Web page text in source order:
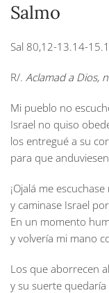
Salmo
Sal 80,12-13.14-
R/. Aclamad a Dios,
Mi pueblo no
Israel no quiso
los entregué a su
para que
¡Ojalá me
y caminase Israel
En un momento
y volvería mi mano
Los que aborrecen
y su suerte quedaría